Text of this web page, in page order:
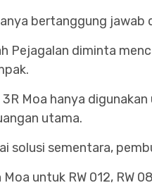
bertanggung
Pejagalan diminta
3R Moa hanya
utama.
solusi sementara,
Moa untuk RW 012, RW